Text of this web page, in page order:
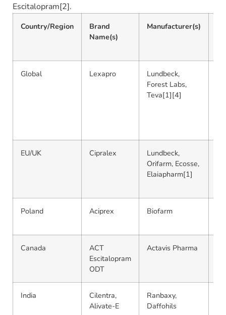
Escitalopram[2].
Country/Region
Brand
Name(s)
Manufacturer(s)
Global Lexapro
Lundbeck,
Forest Labs,
Teva[1][4]
EU/UK Cipralex
Lundbeck,
Orifarm, Ecosse,
Elaiapharm[1]
Poland Aciprex Biofarm
Canada
ACT
Escitalopram
ODT
Actavis Pharma
India
Cilentra,
Alivate-E
Ranbaxy,
Daffohils